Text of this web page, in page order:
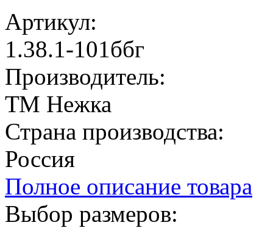
Артикул:
1.38.1-101ббг
Производитель:
ТМ Нежка
Страна производства:
Россия
Полное описание товара
Выбор размеров: